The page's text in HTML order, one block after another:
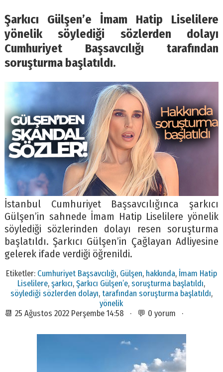
Şarkıcı Gülşen’e İmam Hatip Liselilere
yönelik söylediği sözlerden dolayı
Cumhuriyet Başsavcılığı tarafından
soruşturma başlatıldı.
İstanbul Cumhuriyet Başsavcılığınca şarkıcı
Gülşen’in sahnede İmam Hatip Liselilere yönelik
söylediği sözlerinden dolayı resen soruşturma
başlatıldı. Şarkıcı Gülşen’in Çağlayan Adliyesine
gelerek ifade verdiği öğrenildi.
Etiketler: Cumhuriyet Başsavcılığı, Gülşen, hakkında, İmam Hatip
Liselilere,şarkıcı,Şarkıcı Gülşen’e,soruşturma başlatıldı,
söylediği sözlerden dolayı, tarafından soruşturma başlatıldı,
yönelik
📆 25 Ağustos 2022 Perşembe 14:58 · 💬 0 yorum ·